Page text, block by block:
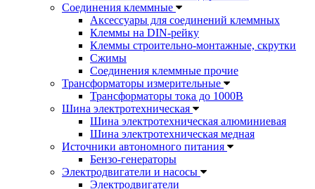
Соединения клеммные
Аксессуары для соединений клеммных
Клеммы на DIN-рейку
Клеммы строительно-монтажные, скрутки
Сжимы
Соединения клеммные прочие
Трансформаторы измерительные
Трансформаторы тока до 1000В
Шина электротехническая
Шина электротехническая алюминиевая
Шина электротехническая медная
Источники автономного питания
Бензо-генераторы
Электродвигатели и насосы
Электродвигатели